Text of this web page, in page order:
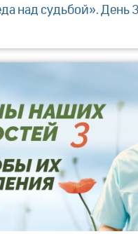
над судьбой». День